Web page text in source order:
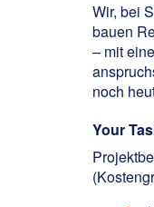
Wir, bei
bauen
– mit
noch
Your